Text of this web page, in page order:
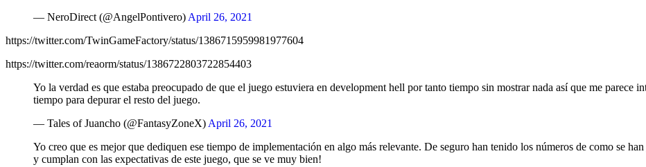
— NeroDirect (@AngelPontivero) April 26, 2021
https://twitter.com/TwinGameFactory/status/1386715959981977604
https://twitter.com/reaorm/status/1386722803722854403
Yo la verdad es que estaba preocupado de que el juego estuviera en development hell por tanto tiempo sin mostrar nada así que me parece
tiempo para depurar el resto del juego.
— Tales of Juancho (@FantasyZoneX) April 26, 2021
Yo creo que es mejor que dediquen ese tiempo de implementación en algo más relevante. De seguro han tenido los números de como se
y cumplan con las expectativas de este juego, que se ve muy bien!